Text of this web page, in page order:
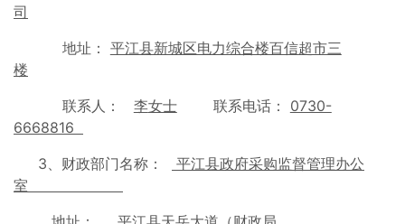
司
地址： 平江县新城区电力综合楼百信超市三
楼
联系人： 李女士联系电话： 0730-
6668816
3、财政部门名称：
平江县政府采购监督管理办公
室